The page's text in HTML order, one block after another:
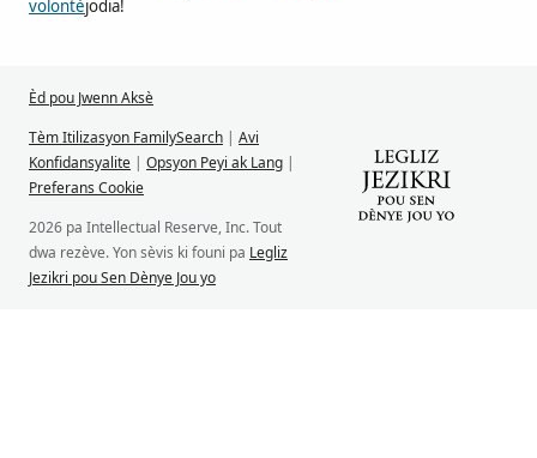
volontèjodia!
Èd pou Jwenn Aksè
Tèm Itilizasyon FamilySearch | Avi
Konfidansyalite | Opsyon Peyi ak Lang |
Preferans Cookie
2026 pa Intellectual Reserve, Inc. Tout
dwa rezève. Yon sèvis ki founi pa Legliz
Jezikri pou Sen Dènye Jou yo